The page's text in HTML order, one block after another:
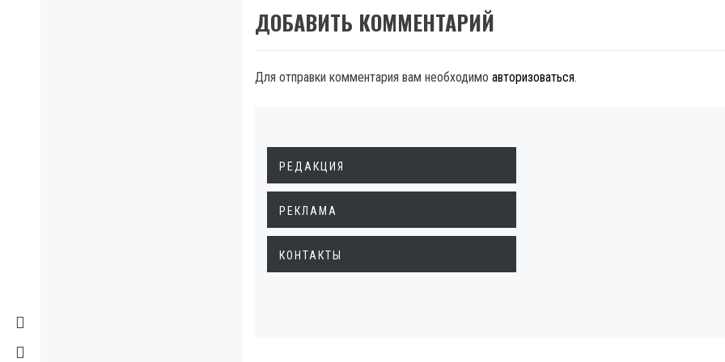
ДОБАВИТЬ КОММЕНТАРИЙ
Для отправки комментария вам необходимо авторизоваться.
РЕДАКЦИЯ
РЕКЛАМА
КОНТАКТЫ